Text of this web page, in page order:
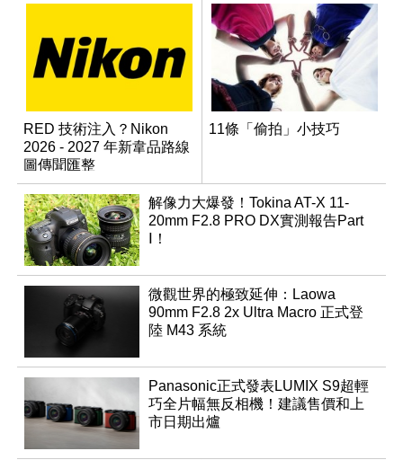
RED 技術注入？Nikon
2026 - 2027 年新韋品路線
圖傳聞匯整
11條「偷拍」小技巧
解像力大爆發！Tokina AT-X 11-
20mm F2.8 PRO DX實測報告Part
Ⅰ！
微觀世界的極致延伸：Laowa
90mm F2.8 2x Ultra Macro 正式登
陸 M43 系統
Panasonic正式發表LUMIX S9超輕
巧全片幅無反相機！建議售價和上
市日期出爐